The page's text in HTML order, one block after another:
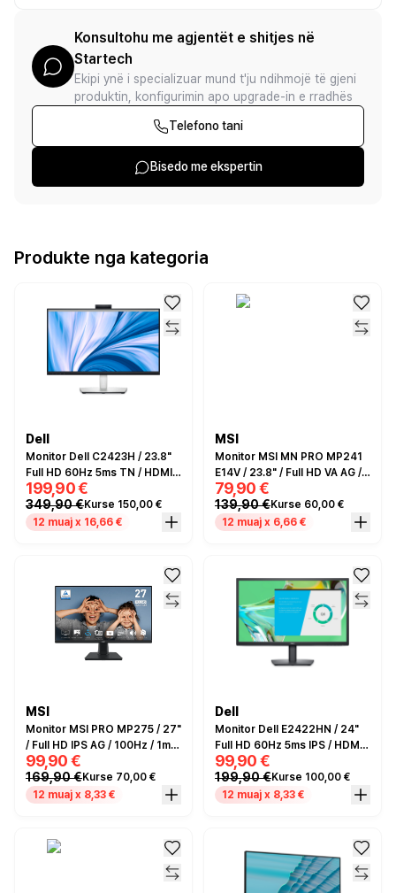
Konsultohu me agjentët e shitjes në
Startech
Ekipi ynë i specializuar mund t'ju ndihmojë të gjeni
produktin, konfigurimin apo upgrade-in e rradhës
Telefono tani
Bisedo me ekspertin
Produkte nga kategoria
Dell
Monitor Dell C2423H / 23.8"
Full HD 60Hz 5ms TN / HDMI,
DP / Video Conferencing /
Microphone/camera - e zezë
/ Hiri
199,90 €
349,90 €Kurse 150,00 €
12 muaj x 16,66 €
MSI
Monitor MSI MN PRO MP241
E14V / 23.8" / Full HD VA AG /
144Hz / 1ms / HDMI+DP -
Zezë
79,90 €
139,90 €Kurse 60,00 €
12 muaj x 6,66 €
MSI
Monitor MSI PRO MP275 / 27"
/ Full HD IPS AG / 100Hz / 1ms
/ HDMI+VGA - Zezë
99,90 €
169,90 €Kurse 70,00 €
12 muaj x 8,33 €
Dell
Monitor Dell E2422HN / 24"
Full HD 60Hz 5ms IPS / HDMI,
VGA - e zezë
99,90 €
199,90 €Kurse 100,00 €
12 muaj x 8,33 €